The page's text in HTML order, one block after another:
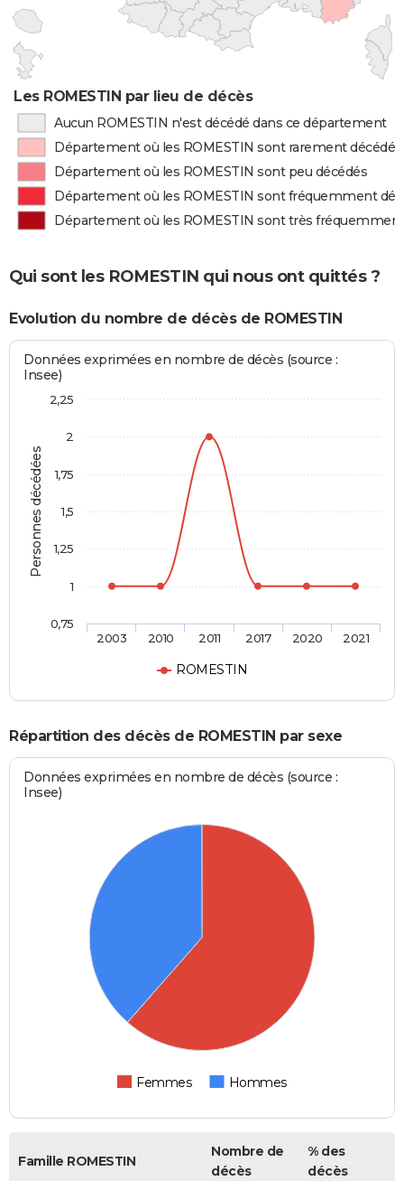
Les ROMESTIN par lieu de décès
Aucun ROMESTIN n'est décédé dans ce département
Département où les ROMESTIN sont rarement décédés
Département où les ROMESTIN sont peu décédés
Département où les ROMESTIN sont fréquemment
Département où les ROMESTIN sont très
Qui sont les ROMESTIN qui nous ont quittés ?
Evolution du nombre de décès de ROMESTIN
Personnes décédées
Données exprimées en nombre de décès (source :
Insee)
ROMESTIN
2003 2010 2011 2017 2020 2021
0,75
1
1,25
1,5
1,75
2
2,25
Répartition des décès de ROMESTIN par sexe
Données exprimées en nombre de décès (source :
Insee)
Femmes Hommes
Famille ROMESTIN
Nombre de
décès
% des
décès